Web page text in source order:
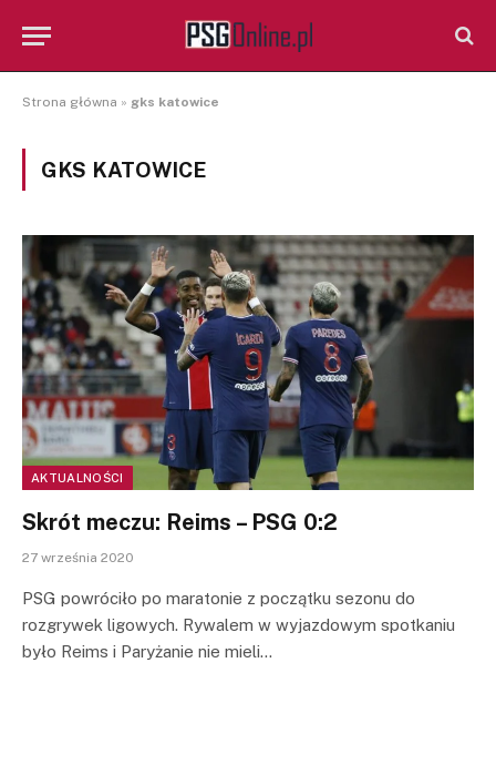
Strona główna » gks katowice
GKS KATOWICE
AKTUALNOŚCI
Skrót meczu: Reims – PSG 0:2
27 września 2020
PSG powróciło po maratonie z początku sezonu do
rozgrywek ligowych. Rywalem w wyjazdowym spotkaniu
było Reims i Paryżanie nie mieli…